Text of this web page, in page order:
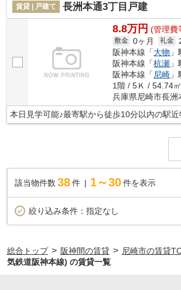
賃貸 | 戸建て 長洲本通3丁目戸建
8.8万円 (管理費
敷金 0ヶ月 礼金
阪神本線「大物
阪神本線「杭瀬
阪神本線「 尼崎
1階 / 5Ｋ / 54.74㎡
兵庫県尼崎市長洲
本日見学可能♪最寄駅から徒歩10分以内の駅近
該当物件数 38件 1～30 件を表示
絞り込み条件： 指定なし
総合トップ > 阪神間の賃貸 > 尼崎市の賃貸
気鉄道阪神本線) の賃貸一覧